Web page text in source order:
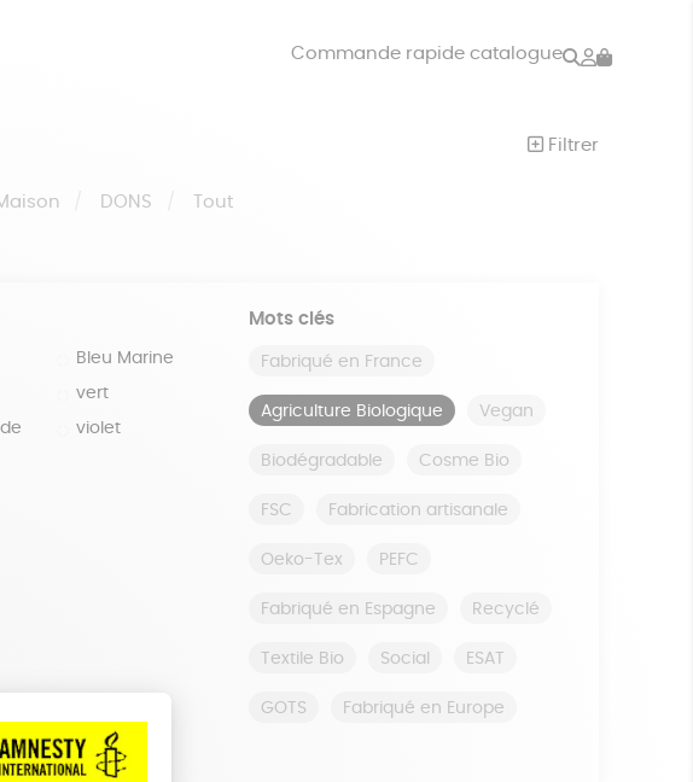
Commande rapide catalogue Rechercher
Mon
Filtrer
DONS Tout
Bleu Marine
vert
violet
Mots clés
Fabriqué en France
Agriculture Biologique Vegan
Biodégradable Cosme Bio
FSC Fabrication artisanale
Oeko-Tex PEFC
Fabriqué en Espagne Recyclé
Textile Bio Social ESAT
GOTS Fabriqué en Europe